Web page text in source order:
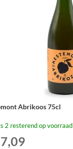
Abrikoos 75cl
2 resterend op voorraad